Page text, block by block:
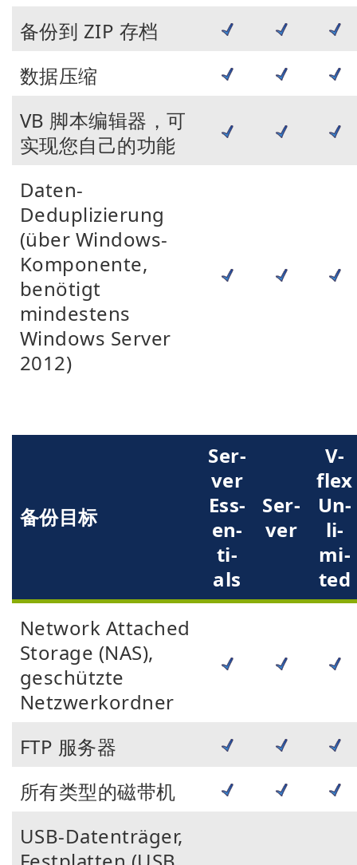
备份到 ZIP 存档
数据压缩
VB 脚本编辑器，可
实现您自己的功能
Daten-
Deduplizierung
(über Windows-
Komponente,
benötigt
mindestens
Windows Server
2012)
备份目标
Ser­
ver
Ess­
en­
ti­
als
Ser­
ver
V-
flex
Un­
li­
mi­
ted
Network Attached
Storage (NAS),
geschützte
Netzwerkordner
FTP 服务器
所有类型的磁带机
USB-Datenträger,